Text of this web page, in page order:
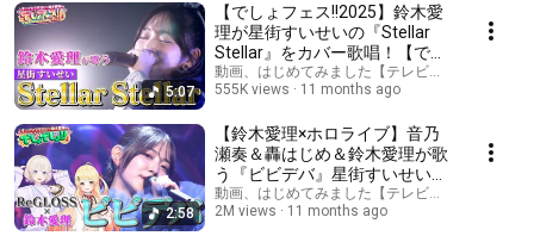
5:07
【でしょフェス!!2025】鈴木愛
理が星街すいせいの『Stellar
Stellar』をカバー歌唱！【でし
ょでしょ‼】
動画、はじめてみました【テレビ朝日公式】
555K views
11 months ago
2:58
【鈴木愛理×ホロライブ】音乃
瀬奏＆轟はじめ＆鈴木愛理が歌
う『ビビデバ』星街すいせい
【でしょでしょ‼】
動画、はじめてみました【テレビ朝日公式】
2M views
11 months ago